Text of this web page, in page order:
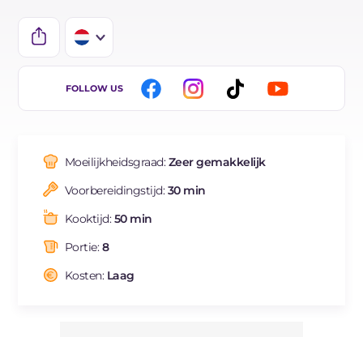
IT
FR
ES
BR
FOLLOW US
Moeilijkheidsgraad:Zeer gemakkelijk
Voorbereidingstijd:30 min
Kooktijd:50 min
Portie:8
Kosten: Laag